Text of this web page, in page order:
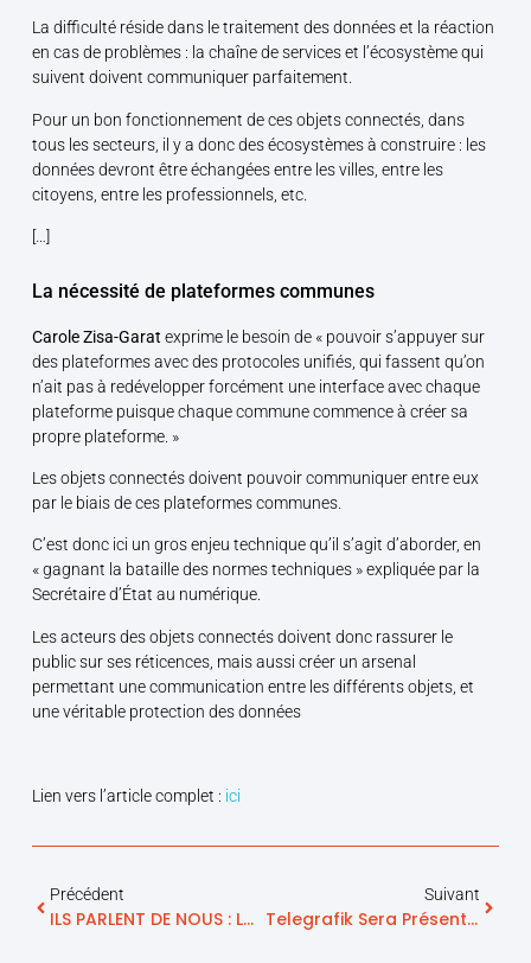
La difficulté réside dans le traitement des données et la réaction
en cas de problèmes : la chaîne de services et l’écosystème qui
suivent doivent communiquer parfaitement.
Pour un bon fonctionnement de ces objets connectés, dans
tous les secteurs, il y a donc des écosystèmes à construire : les
données devront être échangées entre les villes, entre les
citoyens, entre les professionnels, etc.
[…]
La nécessité de plateformes communes
Carole Zisa-Garat exprime le besoin de « pouvoir s’appuyer sur
des plateformes avec des protocoles unifiés, qui fassent qu’on
n’ait pas à redévelopper forcément une interface avec chaque
plateforme puisque chaque commune commence à créer sa
propre plateforme. »
Les objets connectés doivent pouvoir communiquer entre eux
par le biais de ces plateformes communes.
C’est donc ici un gros enjeu technique qu’il s’agit d’aborder, en
« gagnant la bataille des normes techniques » expliquée par la
Secrétaire d’État au numérique.
Les acteurs des objets connectés doivent donc rassurer le
public sur ses réticences, mais aussi créer un arsenal
permettant une communication entre les différents objets, et
une véritable protection des données
Lien vers l’article complet : ici
Précédent
ILS PARLENT DE NOUS : LA TRIBUNE, L’INFORMATION BOURSIÈRE, ÉCONOMIQUE ET FINANCIÈRE QUOTIDIENNE EN LIGNE
Suivant
Telegrafik Sera Présente Au CES® Las Vegas 2016 !